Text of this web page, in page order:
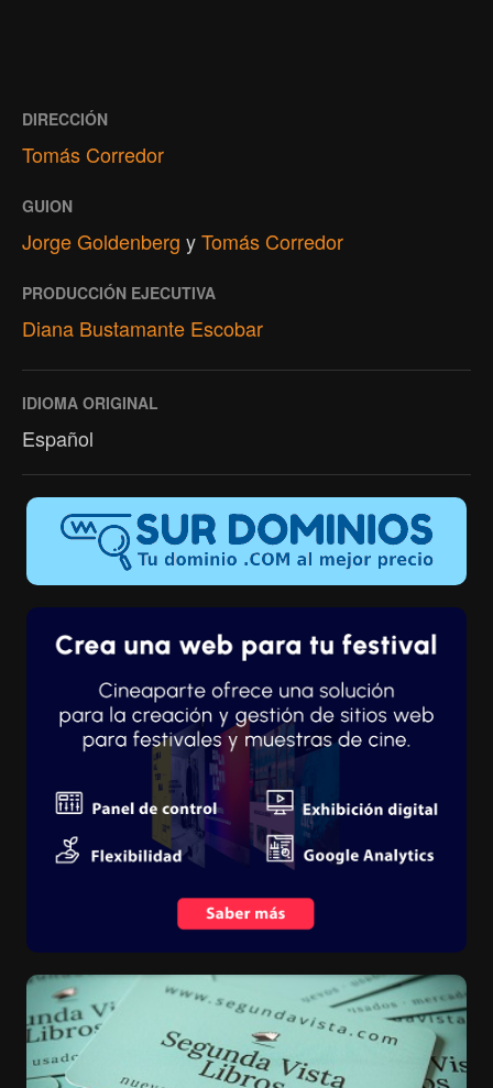
DIRECCIÓN
Tomás Corredor
GUION
Jorge Goldenberg yTomás Corredor
PRODUCCIÓN EJECUTIVA
Diana Bustamante Escobar
IDIOMA ORIGINAL
Español